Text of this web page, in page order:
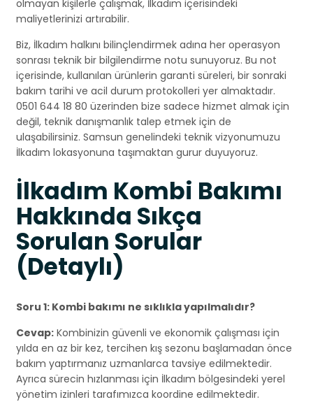
olmayan kişilerle çalışmak, İlkadım içerisindeki
maliyetlerinizi artırabilir.
Biz, İlkadım halkını bilinçlendirmek adına her operasyon
sonrası teknik bir bilgilendirme notu sunuyoruz. Bu not
içerisinde, kullanılan ürünlerin garanti süreleri, bir sonraki
bakım tarihi ve acil durum protokolleri yer almaktadır.
0501 644 18 80 üzerinden bize sadece hizmet almak için
değil, teknik danışmanlık talep etmek için de
ulaşabilirsiniz. Samsun genelindeki teknik vizyonumuzu
İlkadım lokasyonuna taşımaktan gurur duyuyoruz.
İlkadım Kombi Bakımı
Hakkında Sıkça
Sorulan Sorular
(Detaylı)
Soru 1: Kombi bakımı ne sıklıkla yapılmalıdır?
Cevap: Kombinizin güvenli ve ekonomik çalışması için
yılda en az bir kez, tercihen kış sezonu başlamadan önce
bakım yaptırmanız uzmanlarca tavsiye edilmektedir.
Ayrıca sürecin hızlanması için İlkadım bölgesindeki yerel
yönetim izinleri tarafımızca koordine edilmektedir.